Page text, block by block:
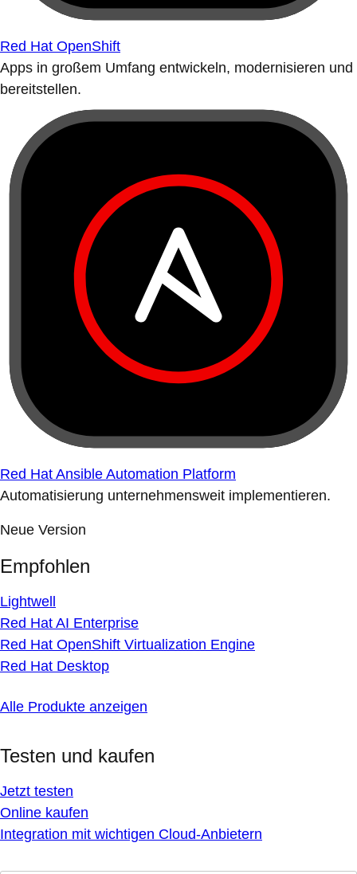
Red Hat OpenShift
Apps in großem Umfang entwickeln, modernisieren und
bereitstellen.
Red Hat Ansible Automation Platform
Automatisierung unternehmensweit implementieren.
Neue Version
Empfohlen
Lightwell
Red Hat AI Enterprise
Red Hat OpenShift Virtualization Engine
Red Hat Desktop
Alle Produkte anzeigen
Testen und kaufen
Jetzt testen
Online kaufen
Integration mit wichtigen Cloud-Anbietern